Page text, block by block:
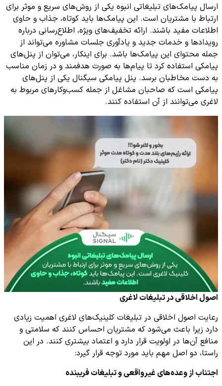
ارسال پیامک‌های تبلیغاتی انبوه یکی از روش‌های سریع و موثر برای
ارتباط با مشتریان است. این پیامک‌ها باید کوتاه، جذاب و حاوی
اطلاعات مفید باشند. ارائه تخفیف‌های ویژه، اطلاع‌رسانی درباره
رویدادها و خدمات جدید و یادآوری جلسات مشاوره می‌تواند از
جمله محتوای این پیامک‌ها باشد. برای اینکار، می‌توان از پنل‌های
پیامکی استفاده کرد تا پیام‌ها به صورت هدفمند و در زمان مناسب
به دست مخاطبان برسد. پنل پیامکی سیگنال یکی از پنل‌های
پیامکی است که صاحبان مشاغل از جمله کسب‌وکارهای مربوط به
لاغری می‌توانند از آن استفاده کنند.
اصول اخلاقی در تبلیغات لاغری
رعایت اصول اخلاقی در تبلیغات کلینیک‌های لاغری اهمیت زیادی
دارد زیرا باعث می‌شود که مشتریان احساس کنند که سلامتی و
منافع آن‌ها در اولویت قرار دارد و اعتماد بیشتری کنند. در این
راستا، دو اصل مهم باید مورد توجه قرار گیرد:
اجتناب از وعده‌های غیرواقعی و تبلیغات فریبنده